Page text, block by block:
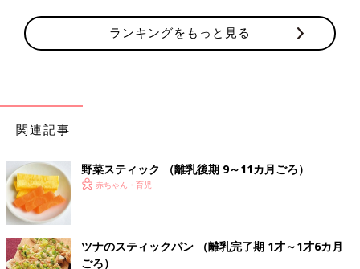
乳食完了期1歳 ～1歳6ヶ月ごろ
1歳～1歳6ヶ月ごろから使える、米、めん、パ
どビタミン類を含む食材を使った、体の調子を
整えるビタミンのレシピをご紹介。かぼちゃの
レシピ 離乳食完了期1歳 ～1歳6ヶ月ごろ
ランキングをもっと見る
関連記事
野菜スティック （離乳後期 9～11カ月ごろ）
赤ちゃん・育児
ツナのスティックパン （離乳完了期 1才～1才6カ月
ごろ）